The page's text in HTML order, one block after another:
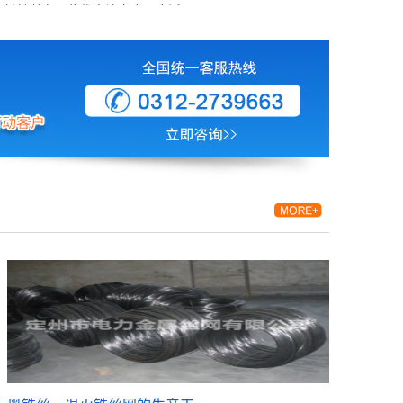
中，形成一层致密锌铁合金层...
镀丝的热处理工艺是怎样的？影响性能...
镀丝（如热镀锌钢丝、热镀铝锌钢丝等）的热处理工艺主
发生在镀前和镀后两个关键阶...
镀锌丝可以电镀其他颜色吗？
镀锌丝适合用于电力设施防护，但需明确其具体应用场景
局限性，以下是详细分析：一...
么判断镀锌改拔丝的质量好坏
断镀锌改拔丝的质量好坏，核心在于检查锌层的附着力与
匀性、钢丝的抗拉强度以及表...